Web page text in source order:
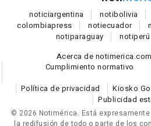
noticiargentina notibolivia
colombiapress notiecuador
notiparaguay notiperú
Acerca de notimerica.com
Cumplimiento normativo
Política de privacidad
Kiosko
Publicidad
© 2026 Notimérica. Está
la redifusión de todo o parte de los